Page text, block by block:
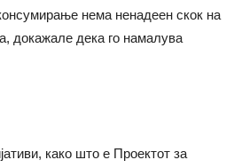
нема ненадеен скок на
докажале дека го намалува
како што е Проектот за